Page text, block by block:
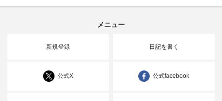
メニュー
新規登録 日記を書く
公式X 公式facebook